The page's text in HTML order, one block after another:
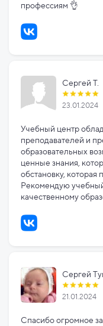
профессиям 👌
Сергей Т.
23.01.2024
Учебный центр
преподавателей и
образовательных
ценные знания,
обстановку,
Рекомендую
качественному
Сергей
21.01.2024
Спасибо огромное